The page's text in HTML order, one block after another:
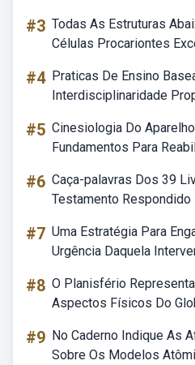
#3 Todas As Estruturas
Células Procariontes
#4 Praticas De Ensino
Interdisciplinaridade
#5 Cinesiologia Do
Fundamentos Para
#6 Caça-palavras Dos 39
Testamento
#7 Uma Estratégia Para
Urgência Daquela
#8 O Planisfério
Aspectos Físicos Do
#9 No Caderno Indique As
Sobre Os Modelos